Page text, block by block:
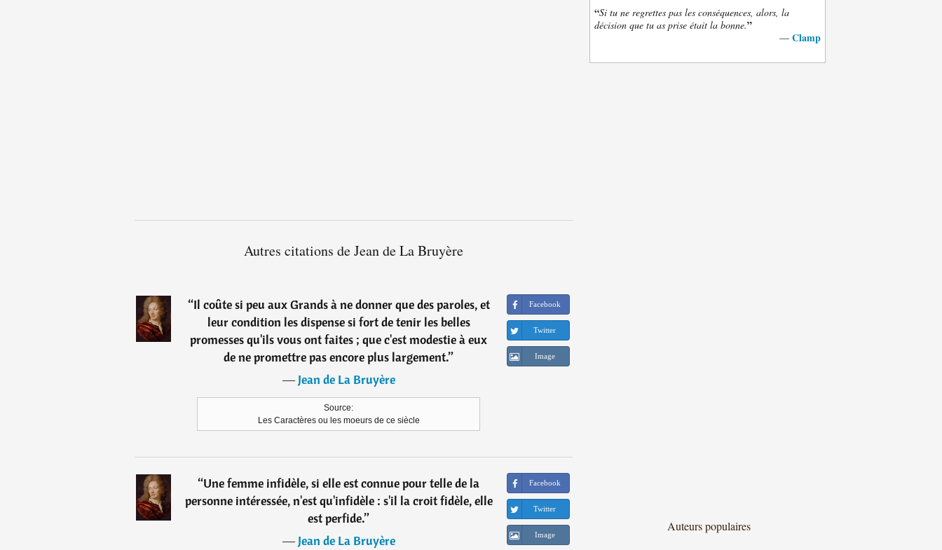
Autres citations de Jean de La Bruyère
“Il coûte si peu aux Grands à ne donner que des paroles, et
leur condition les dispense si fort de tenir les belles
promesses qu'ils vous ont faites ; que c'est modestie à eux
de ne promettre pas encore plus largement.”
―Jean de La Bruyère
Source:
Les Caractères ou les moeurs de ce siècle
Facebook
Twitter
Image
“Une femme infidèle, si elle est connue pour telle de la
personne intéressée, n'est qu'infidèle : s'il la croit fidèle, elle
est perfide.”
―Jean de La Bruyère
Facebook
Twitter
Image
“Si tu ne regrettes pas les conséquences, alors, la
décision que tu as prise était la bonne.”
— Clamp
Auteurs populaires